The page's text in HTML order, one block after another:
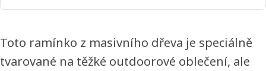
Toto ramínko z masivního dřeva je speciálně
tvarované na těžké outdoorové oblečení, ale